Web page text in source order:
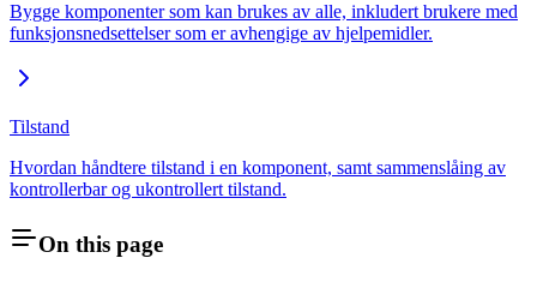
Bygge komponenter som kan brukes av alle, inkludert brukere med
funksjonsnedsettelser som er avhengige av hjelpemidler.
Tilstand
Hvordan håndtere tilstand i en komponent, samt sammenslåing av
kontrollerbar og ukontrollert tilstand.
On this page